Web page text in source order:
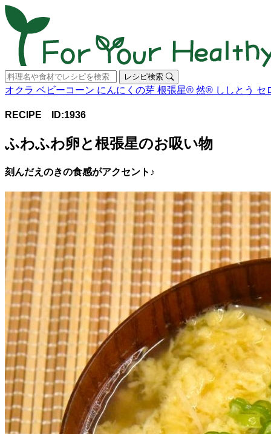
レシピ検索
オクラ ベビーコーン にんにくの芽 根張星® 然® ししとう セ
RECIPE ID:1936
ふわふわ卵と根張星のお吸い物
刻んだえのきの食感がアクセント♪